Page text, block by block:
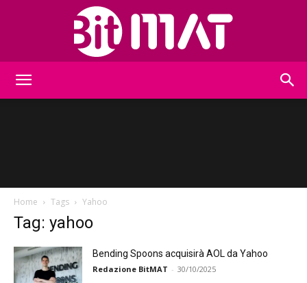
Home Tags Yahoo
Tag: yahoo
Bending Spoons acquisirà AOL da Yahoo
Redazione BitMAT - 30/10/2025